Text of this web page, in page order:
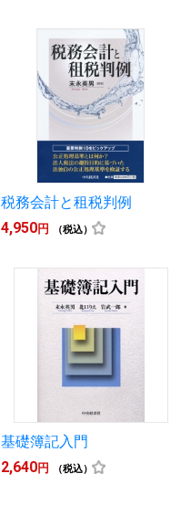
税務会計と租税判例
4,950円 （税込）
基礎簿記入門
2,640円 （税込）